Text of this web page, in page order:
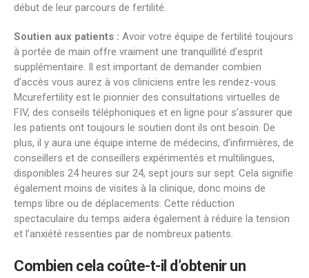
début de leur parcours de fertilité.
Soutien aux patients : Avoir votre équipe de fertilité toujours
à portée de main offre vraiment une tranquillité d’esprit
supplémentaire. Il est important de demander combien
d’accès vous aurez à vos cliniciens entre les rendez-vous.
Mcurefertility est le pionnier des consultations virtuelles de
FIV, des conseils téléphoniques et en ligne pour s’assurer que
les patients ont toujours le soutien dont ils ont besoin. De
plus, il y aura une équipe interne de médecins, d’infirmières, de
conseillers et de conseillers expérimentés et multilingues,
disponibles 24 heures sur 24, sept jours sur sept. Cela signifie
également moins de visites à la clinique, donc moins de
temps libre ou de déplacements. Cette réduction
spectaculaire du temps aidera également à réduire la tension
et l’anxiété ressenties par de nombreux patients.
Combien cela coûte-t-il d’obtenir un